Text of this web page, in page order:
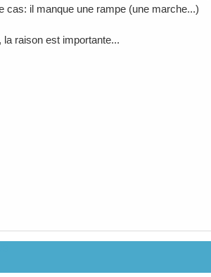
cas: il manque une rampe (une marche...)
la raison est importante...